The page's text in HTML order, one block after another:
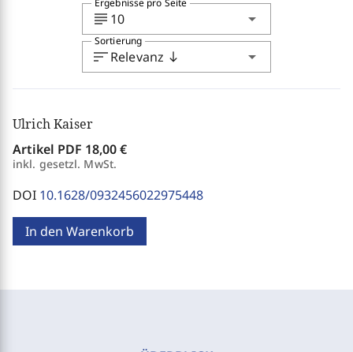
subject 10 arrow_drop_down
Ergebnisse pro Seite
sortRelevanz south arrow_drop_down
Sortierung
Ulrich Kaiser
Artikel PDF 18,00 €
inkl. gesetzl. MwSt.
DOI 10.1628/0932456022975448
In den Warenkorb